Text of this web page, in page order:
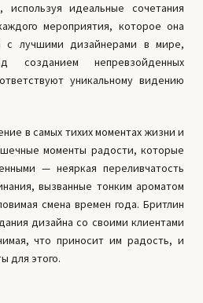
используя идеальные сочетания
мероприятия, которое она
с лучшими дизайнерами в мире,
созданием непревзойденных
уникальному видению
в самых тихих моментах жизни и
моменты радости, которые
— неяркая переливчатость
вызванные тонким ароматом
смена времен года. Бритлин
дизайна со своими клиентами
что приносит им радость, и
для этого.